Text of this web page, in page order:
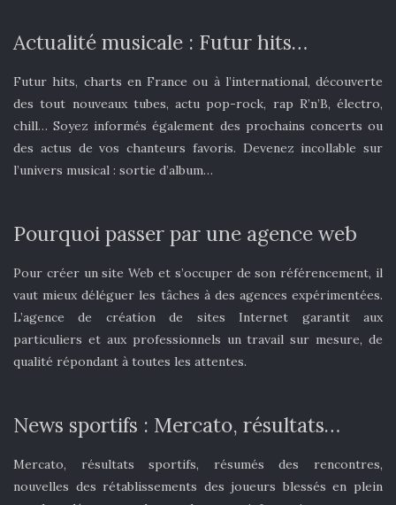
Actualité musicale : Futur hits…
Futur hits, charts en France ou à l’international, découverte
des tout nouveaux tubes, actu pop-rock, rap R’n’B, électro,
chill… Soyez informés également des prochains concerts ou
des actus de vos chanteurs favoris. Devenez incollable sur
l’univers musical : sortie d’album…
Pourquoi passer par une agence web
Pour créer un site Web et s’occuper de son référencement, il
vaut mieux déléguer les tâches à des agences expérimentées.
L’agence de création de sites Internet garantit aux
particuliers et aux professionnels un travail sur mesure, de
qualité répondant à toutes les attentes.
News sportifs : Mercato, résultats…
Mercato, résultats sportifs, résumés des rencontres,
nouvelles des rétablissements des joueurs blessés en plein